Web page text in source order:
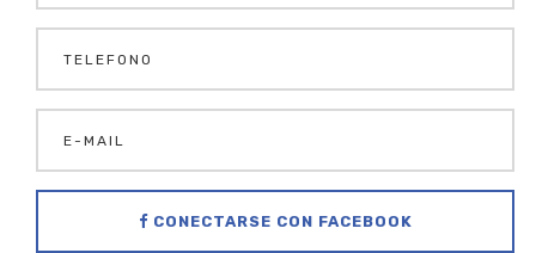
CONECTARSE CON FACEBOOK